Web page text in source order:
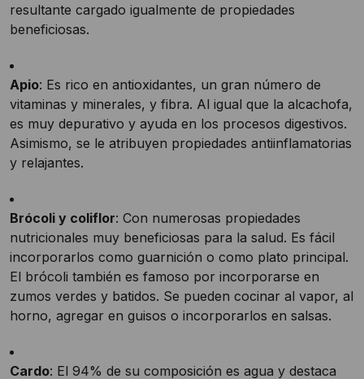
resultante cargado igualmente de propiedades
beneficiosas.
Apio: Es rico en antioxidantes, un gran número de
vitaminas y minerales, y fibra. Al igual que la alcachofa,
es muy depurativo y ayuda en los procesos digestivos.
Asimismo, se le atribuyen propiedades antiinflamatorias
y relajantes.
Brócoli y coliflor: Con numerosas propiedades
nutricionales muy beneficiosas para la salud. Es fácil
incorporarlos como guarnición o como plato principal.
El brócoli también es famoso por incorporarse en
zumos verdes y batidos. Se pueden cocinar al vapor, al
horno, agregar en guisos o incorporarlos en salsas.
Cardo: El 94% de su composición es agua y destaca